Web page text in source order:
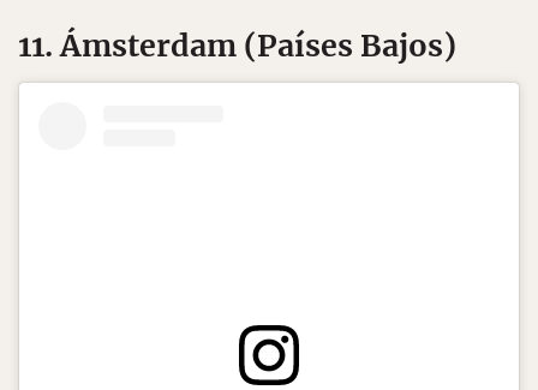
11. Ámsterdam (Países Bajos)